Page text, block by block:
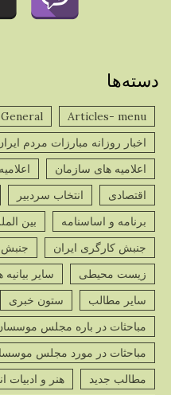
دسته‌ها
Articles- menu
General
اخبار روزانه مبارزات مردم
اعلامیه های سازمان
اقتصادی
انتخاب سردبیر
برنامه و اساسنامه
بین
جنبش کارگری ایران
جنبش
زیست محیطی
سایر
سایر مطالب
ستون خبری
مباحثات در باره مجلس
مباحثات در مورد مجلس
مطالب جدید
هنر و ادبیات